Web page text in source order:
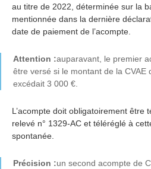
au titre de 2022, déterminée sur la
mentionnée dans la dernière
date de paiement de l’acompte.
Attention :auparavant, le premier
être versé si le montant de la CVAE
excédait 3 000 €.
L’acompte doit obligatoirement être
relevé n° 1329-AC et téléréglé à
spontanée.
Précision :un second acompte de